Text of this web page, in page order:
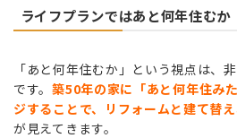
ライフプランではあと何年住むか
「あと何年住むか」という視点は、
です。築50年の家に「あと何年住み
ジすることで、リフォームと建て替
が見えてきます。